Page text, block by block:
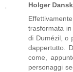
Holger
trasformata
di Dumézil, o
dappertutto.
come,
personaggi